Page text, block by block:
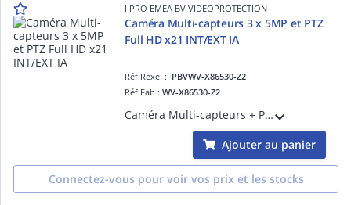
I PRO EMEA BV VIDEOPROTECTION
Caméra Multi-capteurs 3 x 5MP et PTZ
Full HD x21 INT/EXT IA
Réf Rexel : PBVWV-X86530-Z2
Réf Fab :WV-X86530-Z2
Caméra Multi-capteurs + PTZ 3 x 5MP et 1 PTZ : Full HD, Intérieur / Extérieur, Antivandale IK10 et certification IP67, H265 H264, Multi : 0,12 lux Coul., 108dB, PTZ : 0,11 lux Coul., 144dB, Multi : 3.2mm (97°) PTZ x21 4.0-84.6 mm (3.7° à 7
Ajouter au panier
Connectez-vous pour voir vos prix et les stocks